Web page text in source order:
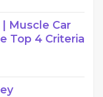
Muscle Car
Top 4 Criteria